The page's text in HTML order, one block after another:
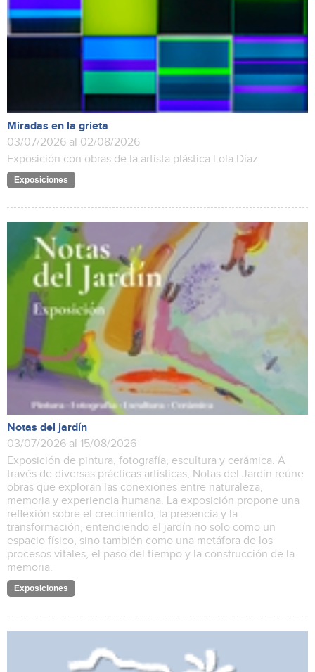
Miradas en la grieta
03/07/2026 al 02/08/2026
Exposición con obras de la artista plástica Lola Díaz
Exposiciones
Notas del jardín
03/07/2026 al 15/08/2026
Exposición de pintura, fotografía, escultura y cerámica. A
través de diversas prácticas artísticas, Notas del Jardín reúne
obras que exploran las conexiones entre naturaleza,
memoria y experiencia humana. La exposición propone una
reflexión sobre el crecimiento, la presencia y la
transformación, entendiendo el jardín no solo como un
espacio físico, sino también como una metáfora de los
procesos vitales, el paso del tiempo y la construcción de la
memoria.
Exposiciones